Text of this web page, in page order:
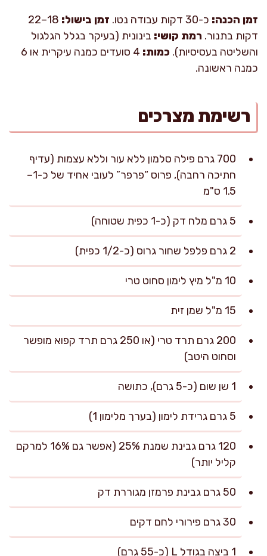
זמן הכנה: כ-30 דקות עבודה נטו. זמן בישול:
18–22
דקות בתנור. רמת קושי: בינונית (בעיקר בגלל הגלגול
והשליטה בעסיסיות). כמות:
4 סועדים כמנה עיקרית או 6
כמנה ראשונה.
רשימת מצרכים
700 גרם פילה סלמון ללא עור וללא עצמות (עדיף
חתיכה רחבה), פרוס “פרפר” לעובי אחיד של כ-1–
1.5 ס"מ
5 גרם מלח דק (כ-1 כפית שטוחה)
2 גרם פלפל שחור גרוס (כ-1/2 כפית)
10 מ"ל מיץ לימון סחוט טרי
15 מ"ל שמן זית
200 גרם תרד טרי (או 250 גרם תרד קפוא מופשר
וסחוט היטב)
1 שן שום (כ-5 גרם), כתושה
5 גרם גרידת לימון (בערך מלימון 1)
120 גרם גבינת שמנת 25% (אפשר גם 16% למרקם
קליל יותר)
50 גרם גבינת פרמזן מגוררת דק
30 גרם פירורי לחם דקים
1 ביצה בגודל L (כ-55 גרם)